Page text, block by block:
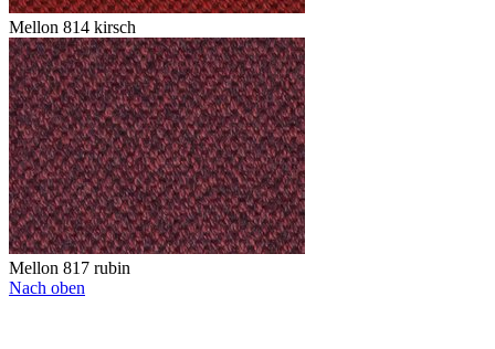
Mellon 814 kirsch
Mellon 817 rubin
Nach oben